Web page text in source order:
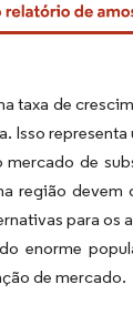
taxa de
de
região
para os
enorme
de mercado.